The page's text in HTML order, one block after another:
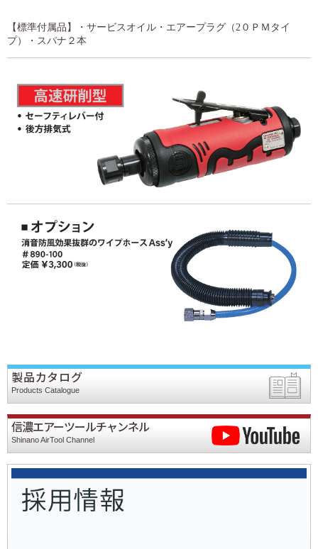
【標準付属品】・サービスオイル・エアープラグ（2０ＰＭタイ
プ）・スパナ２本
製品カタログ
Products Catalogue
信濃エアーツールチャンネル
Shinano AirTool Channel